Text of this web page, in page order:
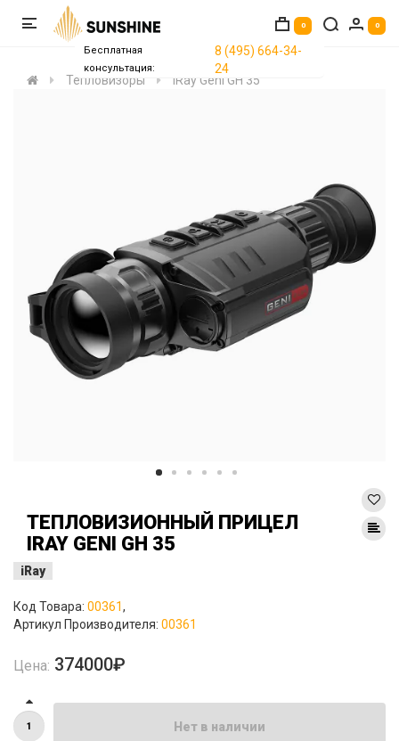
0 0
Бесплатная
консультация:
8 (495) 664-34-
24
Тепловизоры
iRay Geni GH 35
ТЕПЛОВИЗИОННЫЙ ПРИЦЕЛ
IRAY GENI GH 35
iRay
Код Товара: 00361,
Артикул Производителя: 00361
Цена: 374000₽
Нет в наличии